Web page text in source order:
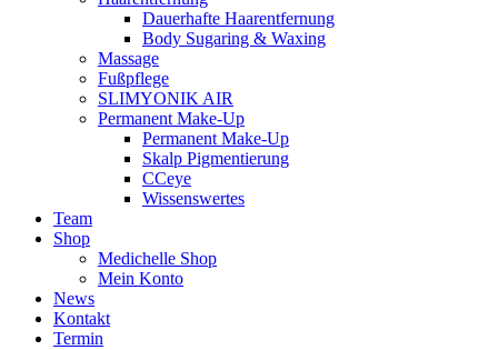
Dauerhafte Haarentfernung
Body Sugaring & Waxing
Massage
Fußpflege
SLIMYONIK AIR
Permanent Make-Up
Permanent Make-Up
Skalp Pigmentierung
CCeye
Wissenswertes
Team
Shop
Medichelle Shop
Mein Konto
News
Kontakt
Termin